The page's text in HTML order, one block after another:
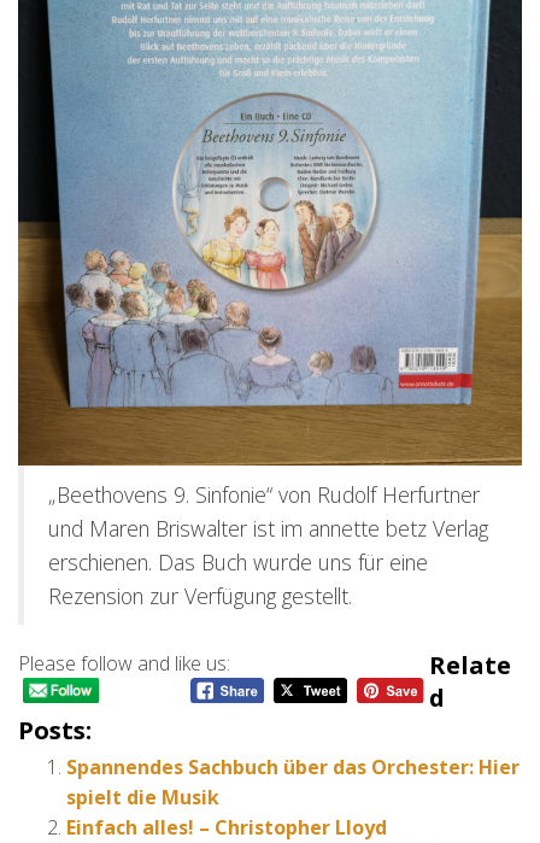
„Beethovens 9. Sinfonie“ von Rudolf Herfurtner
und Maren Briswalter ist im annette betz Verlag
erschienen. Das Buch wurde uns für eine
Rezension zur Verfügung gestellt.
Please follow and like us:
Relate
D
Posts:
Spannendes Sachbuch über das Orchester: Hier
spielt die Musik
Einfach alles! – Christopher Lloyd